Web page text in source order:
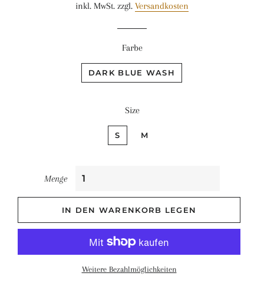
inkl. MwSt. zzgl. Versandkosten
Farbe
DARK BLUE WASH
Size
S M
Menge
IN DEN WARENKORB LEGEN
Weitere Bezahlmöglichkeiten